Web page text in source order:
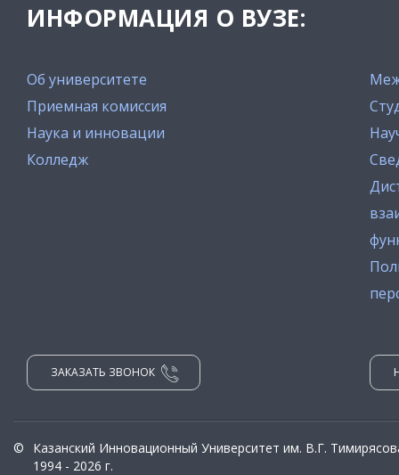
ИНФОРМАЦИЯ О ВУЗЕ:
Об университете
Приемная комиссия
Наука и инновации
Колледж
ЗАКАЗАТЬ ЗВОНОК
©
Казанский Инновационный Университет им. В.Г.
1994 - 2026 г.